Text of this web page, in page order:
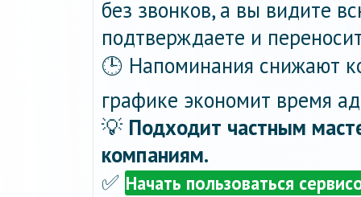
без звонков, а вы видите
подтверждаете и
🕒 Напоминания снижают
графике экономит время
💡 Подходит частным
компаниям.
✅ Начать пользоваться